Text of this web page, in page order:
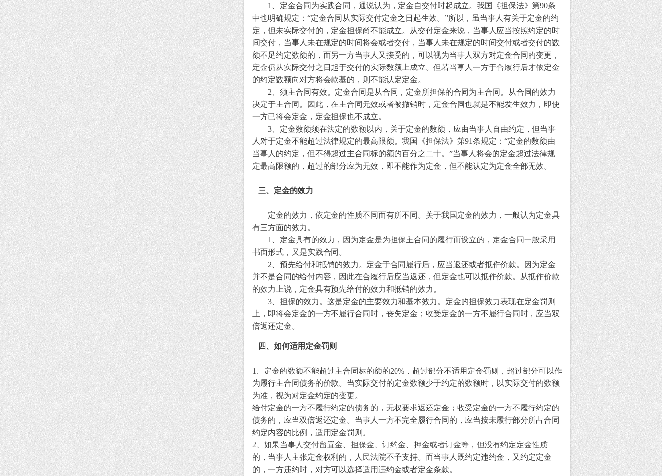
1
定金合同为实践合同，通说认为，定金自交付时起成立。我国《担保法》第90条
中也明确规定： “定金合同从实际交付定金之日起生效。 ”所以，虽当事人有关于定金的约
定，但未实际交付的，定金担保尚不能成立。从交付定金来说，当事人应当按照约定的时
间交付，当事人未在规定的时间将会或者交付，当事人未在规定的时间交付或者交付的数
额不足约定数额的，而另一方当事人又接受的，可以视为当事人双方对定金合同的变更，
定金仍从实际交付之日起于交付的实际数额上成立。但若当事人一方于合履行后才依定金
的约定数额向对方将会款基的，则不能认定定金。
2
须主合同有效。定金合同是从合同，定金所担保的合同为主合同。从合同的效力
决定于主合同。因此，在主合同无效或者被撤销时，定金合同也就是不能发生效力，即使
一方已将会定金，定金担保也不成立。
3、 定金数额须在法定的数额以内，关于定金的数额，应由当事人自由约定，但当事
人对于定金不能超过法律规定的最高限额。我国《担保法》第91条规定： “定金的数额由
当事人的约定，但不得超过主合同标的额的百分之二十。 ”当事人将会的定金超过法律规
定最高限额的，超过的部分应为无效，即不能作为定金，但不能认定为定金全部无效。
三、 定金的效力
定金的效力，依定金的性质不同而有所不同。关于我国定金的效力，一般认为定金具
有三方面的效力。
1
定金具有的效力，因为定金是为担保主合同的履行而设立的，定金合同一般采用
书面形式，又是实践合同。
2
预先给付和抵销的效力。定金于合同履行后，应当返还或者抵作价款。因为定金
并不是合同的给付内容，因此在合履行后应当返还，但定金也可以抵作价款。从抵作价款
的效力上说，定金具有预先给付的效力和抵销的效力。
3、 担保的效力。这是定金的主要效力和基本效力。定金的担保效力表现在定金罚则
上，即将会定金的一方不履行合同时，丧失定金；收受定金的一方不履行合同时，应当双
倍返还定金。
四、 如何适用定金罚则
1 定金的数额不能超过主合同标的额的20%，超过部分不适用定金罚则，超过部分可以作
为履行主合同债务的价款。当实际交付的定金数额少于约定的数额时，以实际交付的数额
为准，视为对定金约定的变更。
给付定金的一方不履行约定的债务的，无权要求返还定金；收受定金的一方不履行约定的
债务的，应当双倍返还定金。当事人一方不完全履行合同的，应当按未履行部分所占合同
约定内容的比例，适用定金罚则。
2
如果当事人交付留置金、担保金、订约金、押金或者订金等，但没有约定定金性质
的，当事人主张定金权利的，人民法院不予支持。而当事人既约定违约金，又约定定金
的，一方违约时，对方可以选择适用违约金或者定金条款。